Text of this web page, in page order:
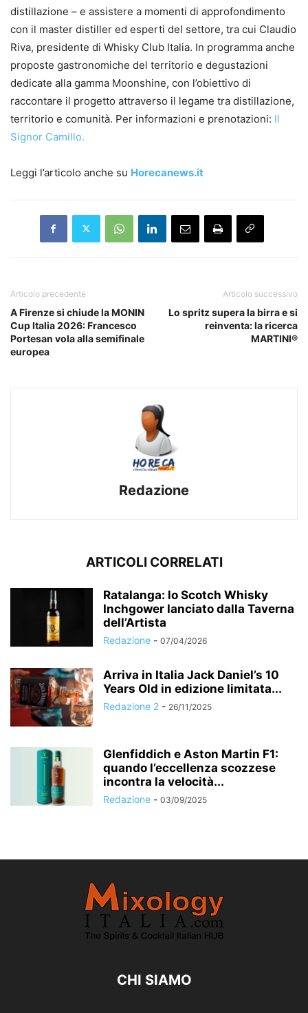
distillazione – e assistere a momenti di approfondimento
con il master distiller ed esperti del settore, tra cui Claudio
Riva, presidente di Whisky Club Italia. In programma anche
proposte gastronomiche del territorio e degustazioni
dedicate alla gamma Moonshine, con l’obiettivo di
raccontare il progetto attraverso il legame tra distillazione,
territorio e comunità. Per informazioni e prenotazioni: Il
Signor Camillo.
Leggi l’articolo anche su Horecanews.it
Articolo precedente
A Firenze si chiude la MONIN
Cup Italia 2026: Francesco
Portesan vola alla semifinale
europea
Articolo successivo
Lo spritz supera la birra e si
reinventa: la ricerca
MARTINI®
Redazione
ARTICOLI CORRELATI
Ratalanga: lo Scotch Whisky
Inchgower lanciato dalla Taverna
dell’Artista
Redazione - 07/04/2026
Arriva in Italia Jack Daniel’s 10
Years Old in edizione limitata...
Redazione 2 - 26/11/2025
Glenfiddich e Aston Martin F1:
quando l’eccellenza scozzese
incontra la velocità...
Redazione - 03/09/2025
CHI SIAMO